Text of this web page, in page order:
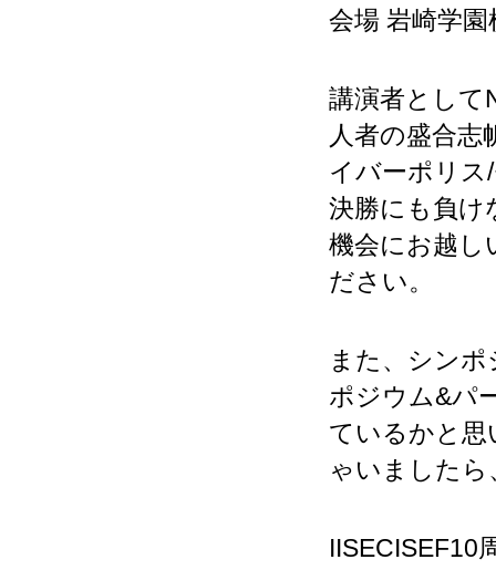
会場 岩崎学
講演者として
人者の盛合志
イバーポリ
決勝にも負け
機会にお越し
ださい。
また、シン
ポジウム&パ
ているかと思
ゃいました
IISECISEF10